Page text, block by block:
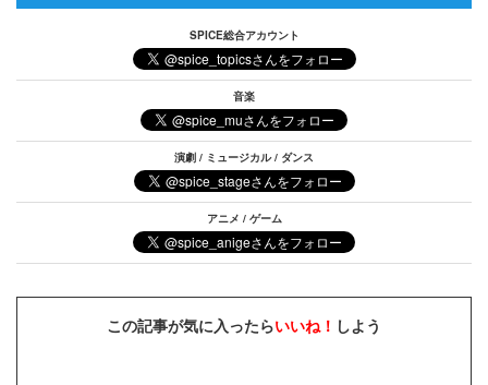
SPICE総合アカウント
音楽
演劇 / ミュージカル / ダンス
アニメ / ゲーム
この記事が気に入ったらいいね！ しよう